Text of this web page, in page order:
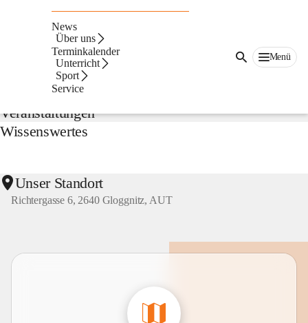
News
Über uns
Terminkalender
Unterricht
Sport
Service
Menü
Aktuelles
Veranstaltungen
Wissenswertes
Unser Standort
Richtergasse 6, 2640 Gloggnitz, AUT